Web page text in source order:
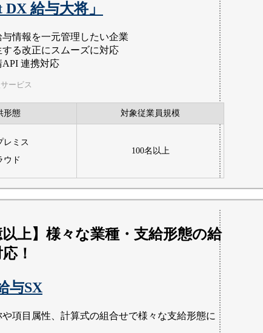
DX 給与大将」
与情報を一元管理したい企業
する改正にスムーズに対応
API 連携対応
ービス
形態 対象従業員規模
レミス
ウド
100名以上
以上】様々な業種・支給形態の給
！
与SX
項目属性、計算式の組合せで様々な支給形態に